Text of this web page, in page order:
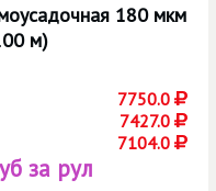
180 мкм
м)
7750.0
7427.0
7104.0
за рул